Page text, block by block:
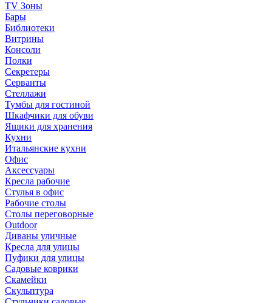
TV Зоны
Бары
Библиотеки
Витрины
Консоли
Полки
Секретеры
Серванты
Стеллажи
Тумбы для гостиной
Шкафчики для обуви
Ящики для хранения
Кухни
Итальянские кухни
Офис
Аксессуары
Кресла рабочие
Стулья в офис
Рабочие столы
Столы переговорные
Outdoor
Диваны уличные
Кресла для улицы
Пуфики для улицы
Садовые коврики
Скамейки
Скульптура